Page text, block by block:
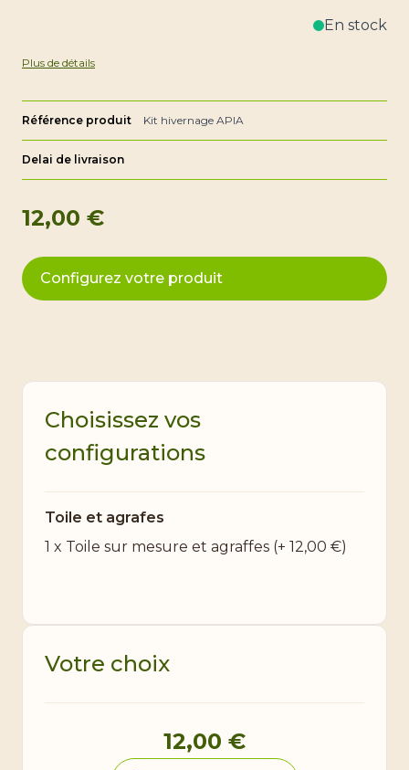
En stock
Plus de détails
Référence produit Kit hivernage APIA
Delai de livraison
12,00 €
Configurez votre produit
Choisissez vos
configurations
Toile et agrafes
1 x Toile sur mesure et agraffes (+ 12,00 €)
Votre choix
Prix final du produit
12,00 €